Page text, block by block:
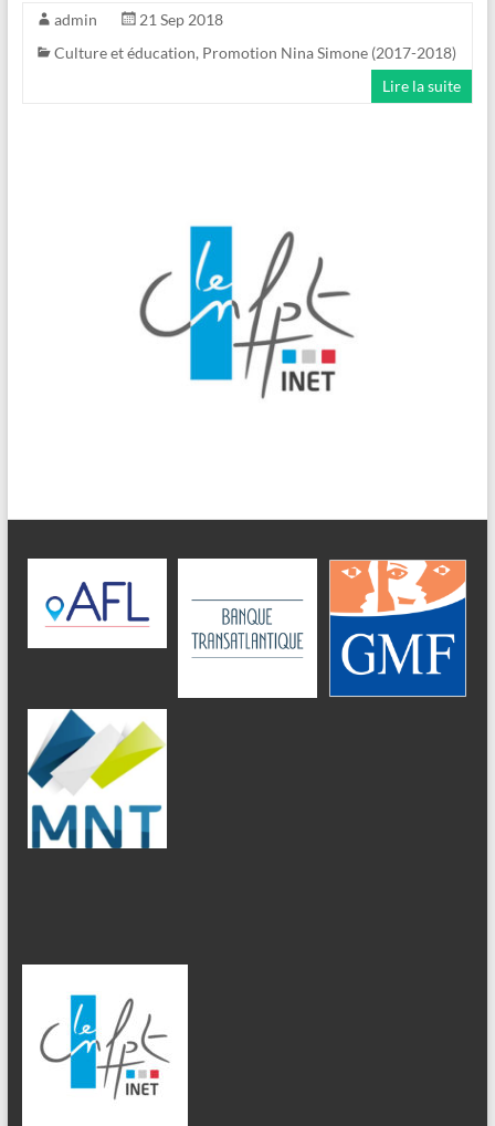
admin
21 Sep 2018
Culture et éducation, Promotion Nina Simone (2017-2018)
Lire la suite